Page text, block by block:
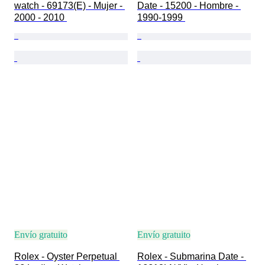
watch - 69173(E) - Mujer -
2000 - 2010
Date - 15200 - Hombre -
1990-1999
Envío gratuito
Rolex - Oyster Perpetual
Envío gratuito
Rolex - Submarina Date -